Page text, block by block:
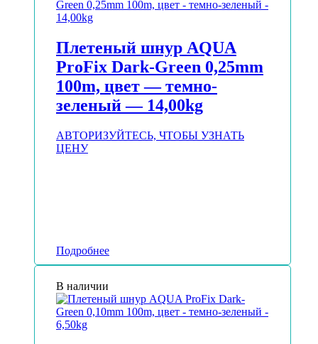
Плетеный шнур AQUA
ProFix Dark-Green 0,25mm
100m, цвет — темно-
зеленый — 14,00kg
АВТОРИЗУЙТЕСЬ, ЧТОБЫ УЗНАТЬ
ЦЕНУ
Подробнее
В наличии